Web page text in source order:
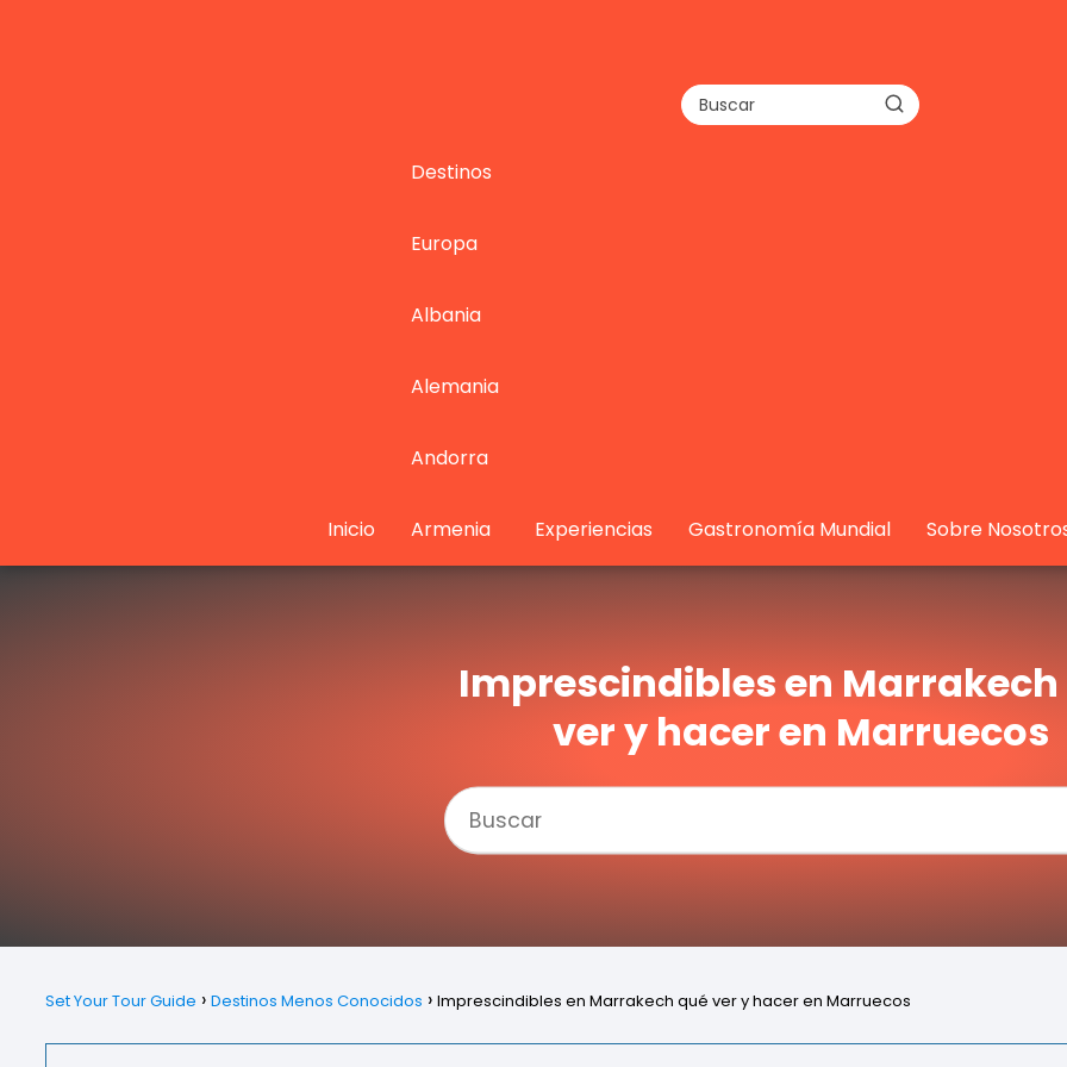
Inicio
Destinos
Europa
Albania
Alemania
Andorra
Armenia Experiencias Gastronomía Mundial Sobre
Imprescindibles en
ver y hacer en Marruecos
Set Your Tour Guide Destinos Menos Conocidos Imprescindibles en Marrakech qué ver y hacer en Marruecos